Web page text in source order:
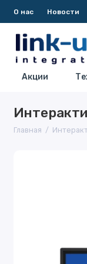
О нас Новости
Акции
Главная